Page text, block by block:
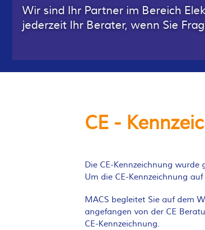
Wir sind Ihr Partner im Bereich
jederzeit Ihr Berater, wenn Sie
CE -
Die CE-Kennzeichnung
Um die CE-Kennzeichnung
MACS begleitet Sie auf dem
angefangen von der CE
CE-Kennzeichnung.